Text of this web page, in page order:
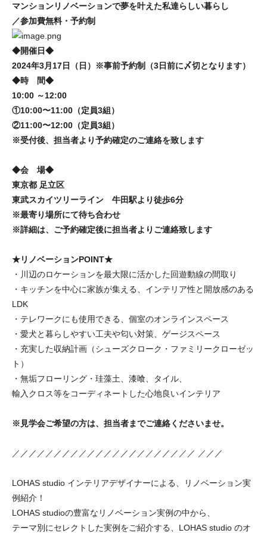
マンションリノベーションで夢を叶えた私達らしい暮らし
／参加費無料・予約制
◆開催日◆
2024年3月17日（日）※事前予約制（3日前に〆切となります）
◆時 間◆
10:00 ～12:00
①10:00〜11:00（定員3組）
②11:00〜12:00（定員3組）
※受付後、担当者より予約確定のご連絡を致します
◆会 場◆
東京都 足立区
東武スカイツリーライン 牛田駅より徒歩6分
※最寄り場所にて待ち合わせ
※詳細は、ご予約確定後に担当者よりご連絡致します
★リノベーションPOINT★
・川辺のロケーションを最大限に活かした回遊動線の間取り
・キッチンを中心に家族が集える、インテリア性と開放感のある
LDK
・テレワークにも使用できる、個室のオンラインスペース
・愛犬と暮らしやすい工夫や匂い対策、ゲージスペース
・充実した収納計画（シューズクローク・ファミリークローゼッ
ト）
・無垢フローリング・珪藻土、漆喰、タイル、
輸入クロス等をコーディネートした心地良いインテリア
※見学会ご希望の方は、担当者までご連絡くださいませ。
／／／／／／／／／／／／／／／／／／／／／／ ／／／
LOHAS studio インテリアデザイナーによる、リノベーション実
例紹介！
LOHAS studioの豊富なリノベーション実例の中から、
テーマ別にセレクトした実例をご紹介する、LOHAS studio のオ